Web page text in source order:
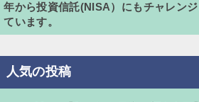
年から投資信託(NISA）にもチャレンジ
ています。
人気の投稿